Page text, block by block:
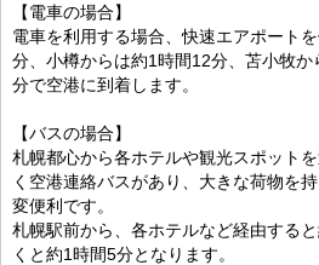
【電車の場合】
電車を利用する場合、快速エアポート
分、小樽からは約1時間12分、苫小牧
分で空港に到着します。
【バスの場合】
札幌都心から各ホテルや観光スポット
く空港連絡バスがあり、大きな荷物を
変便利です。
札幌駅前から、各ホテルなど経由する
くと約1時間5分となります。